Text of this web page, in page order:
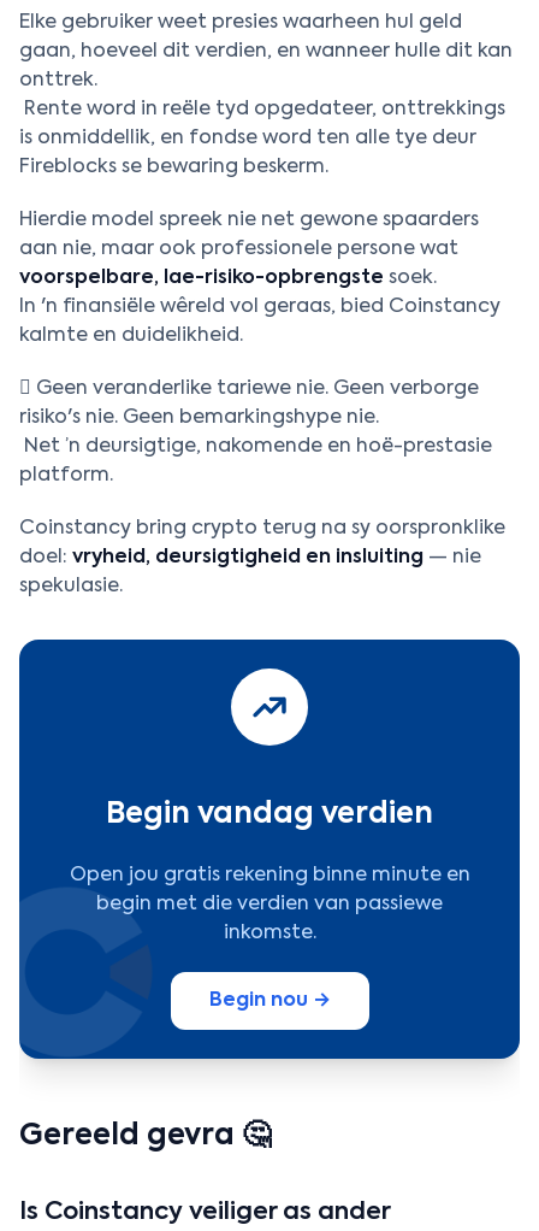
Elke gebruiker weet presies waarheen hul geld
gaan, hoeveel dit verdien, en wanneer hulle dit kan
onttrek.
Rente word in reële tyd opgedateer, onttrekkings
is onmiddellik, en fondse word ten alle tye deur
Fireblocks se bewaring beskerm.
Hierdie model spreek nie net gewone spaarders
aan nie, maar ook professionele persone wat
voorspelbare, lae-risiko-opbrengste soek.
In 'n finansiële wêreld vol geraas, bied Coinstancy
kalmte en duidelikheid.
 Geen veranderlike tariewe nie. Geen verborge
risiko's nie. Geen bemarkingshype nie.
Net ’n deursigtige, nakomende en hoë-prestasie
platform.
Coinstancy bring crypto terug na sy oorspronklike
doel: vryheid, deursigtigheid en insluiting — nie
spekulasie.
Begin vandag verdien
Open jou gratis rekening binne minute en
begin met die verdien van passiewe
inkomste.
Begin nou →
Gereeld gevra 🤔
Is Coinstancy veiliger as ander